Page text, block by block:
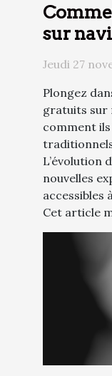
sur
Jeudi 27
Plongez
gratuits sur
comment
L’évolution
nouvelles
accessibles
Cet article